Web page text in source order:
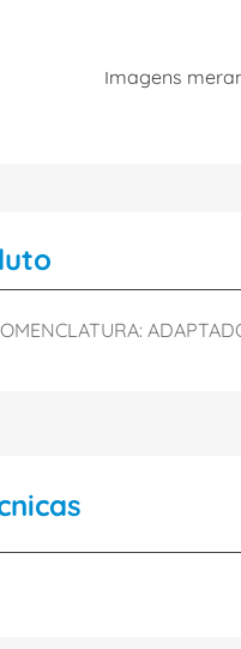
Imagens